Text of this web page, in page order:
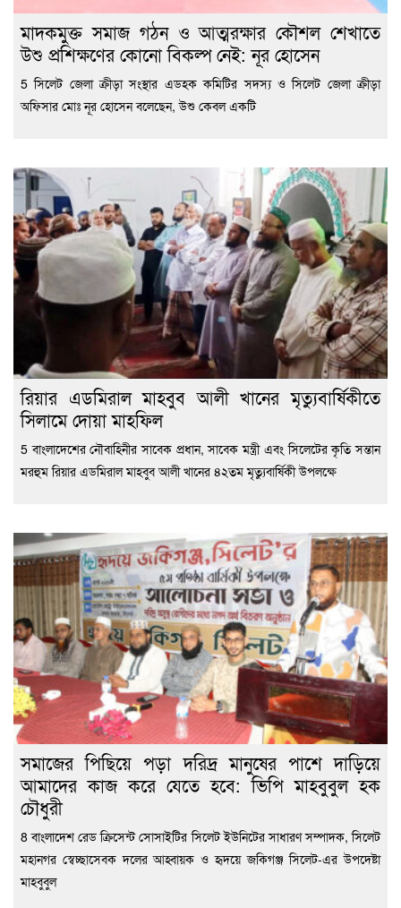
মাদকমুক্ত সমাজ গঠন ও আত্মরক্ষার কৌশল শেখাতে
উশু প্রশিক্ষণের কোনো বিকল্প নেই: নূর হোসেন
5 সিলেট জেলা ক্রীড়া সংস্থার এডহক কমিটির সদস্য ও সিলেট জেলা ক্রীড়া
অফিসার মোঃ নূর হোসেন বলেছেন, উশু কেবল একটি
রিয়ার এডমিরাল মাহবুব আলী খানের মৃত্যুবার্ষিকীতে
সিলামে দোয়া মাহফিল
5 বাংলাদেশের নৌবাহিনীর সাবেক প্রধান, সাবেক মন্ত্রী এবং সিলেটের কৃতি সন্তান
মরহুম রিয়ার এডমিরাল মাহবুব আলী খানের ৪২তম মৃত্যুবার্ষিকী উপলক্ষে
সমাজের পিছিয়ে পড়া দরিদ্র মানুষের পাশে দাড়িয়ে
আমাদের কাজ করে যেতে হবে: ভিপি মাহবুবুল হক
চৌধুরী
8 বাংলাদেশ রেড ক্রিসেন্ট সোসাইটির সিলেট ইউনিটের সাধারণ সম্পাদক, সিলেট
মহানগর স্বেচ্ছাসেবক দলের আহ্বায়ক ও হৃদয়ে জকিগঞ্জ সিলেট-এর উপদেষ্টা
মাহবুবুল